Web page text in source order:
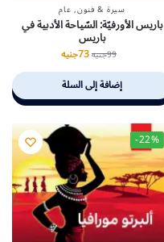
سيرة & فنون,عام
باريس الأورفيّة: السّياحة الأدبية في
باريس
99جنيه73جنيه
إضافة إلى السلة
-22%